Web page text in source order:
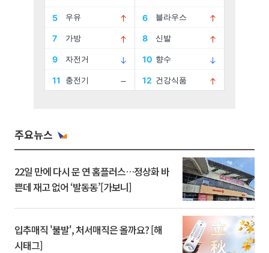
주요뉴스
22일 만에 다시 문 연 홈플러스…정상화 바
쁜데 재고 없어 ‘발동동’[가보니]
입추매직 '불발', 처서매직은 올까요? [해
시태그]